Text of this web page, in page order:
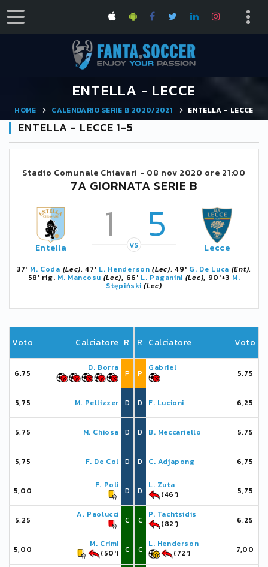
ENTELLA - LECCE
HOME CALENDARIO SERIE B 2020/2021 ENTELLA - LECCE
ENTELLA - LECCE 1-5
Stadio Comunale Chiavari - 08 nov 2020 ore 21:00
7A GIORNATA SERIE B
Entella 1 5
VS Lecce
37' M. Coda (Lec), 47' L. Henderson (Lec), 49' G. De Luca (Ent),
58' rig. M. Mancosu (Lec), 66' L. Paganini (Lec), 90'+3 M.
Stępiński (Lec)
Voto Calciatore R
6,75
D. Borra
P
5,75 M. Pellizzer D
5,75 M. Chiosa D
5,75 F. De Col D
5,00
F. Poli
D
5,25
A. Paolucci
C
5,00
M. Crimi
(50')
C
R Calciatore Voto
P
Gabriel
5,75
D F. Lucioni 6,25
D B. Meccariello 5,75
D C. Adjapong 6,75
D
L. Zuta
(46')
5,75
C
P. Tachtsidis
(82')
6,25
C
L. Henderson
(72')
7,00